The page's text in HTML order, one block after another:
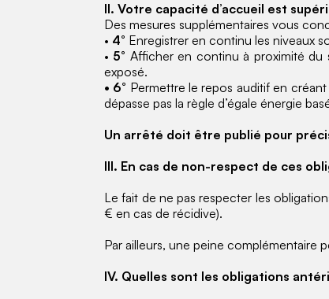
II. Votre capacité d’accueil est
Des mesures supplémentaires vous
• 4° Enregistrer en continu les niveaux
• 5° Afficher en continu à proximité du
exposé.
• 6° Permettre le repos auditif en
dépasse pas la règle d’égale énergie
Un arrêté doit être publié pour
III. En cas de non-respect de ces
Le fait de ne pas respecter les
€ en cas de récidive).
Par ailleurs, une peine complémentaire
IV. Quelles sont les obligations